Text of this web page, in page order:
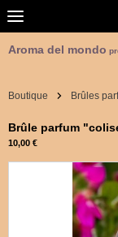
Aroma del mondo
Boutique Brûles
Brûle parfum
10,00 €